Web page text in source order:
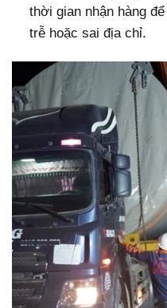
thời gian nhận hàng
trễ hoặc sai địa chỉ.